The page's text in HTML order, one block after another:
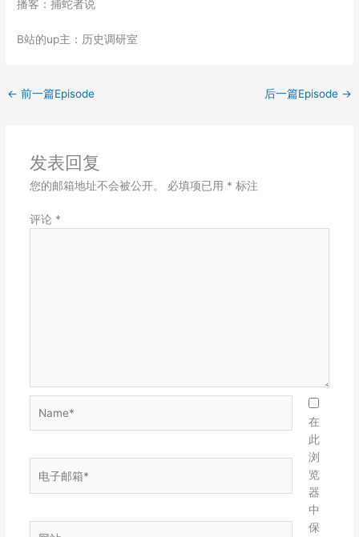
播客：捕蛇者说
B站的up主：历史调研室
← 前一篇Episode 后一篇Episode →
发表回复
您的邮箱地址不会被公开。 必填项已用 * 标注
评论 *
子
箱
在
此
浏
览
器
中
保